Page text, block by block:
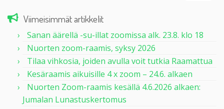
Viimeisimmät artikkelit
Sanan äärellä -su-illat zoomissa alk. 23.8. klo 18
Nuorten zoom-raamis, syksy 2026
Tilaa vihkosia, joiden avulla voit tutkia Raamattua
Kesäraamis aikuisille 4 x zoom – 24.6. alkaen
Nuorten Zoom-raamis kesällä 4.6.2026 alkaen:
Jumalan Lunastuskertomus